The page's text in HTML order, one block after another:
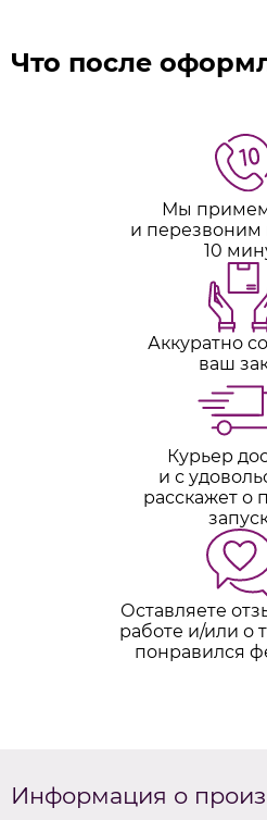
Что после
Мы примем
и перезвоним
10
Аккуратно
ваш
Курьер
и с
расскажет о
Оставляете
работе и/или о
понравился
Информация о